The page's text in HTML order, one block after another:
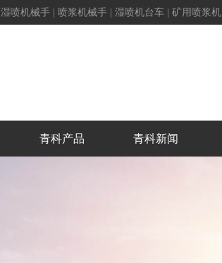
湿喷机械手 喷浆机械手 湿喷机台车 矿用喷浆机
青科产品 青科新闻